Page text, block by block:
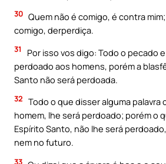
30 Quem não é comigo, é contra
comigo, derperdiça.
31
Por isso vos digo: Todo o pecado
perdoado aos homens, porém a
Santo não será perdoada.
32 Todo o que disser alguma palavra
homem, lhe será perdoado; porém o
Espírito Santo, não lhe será
nem no futuro.
33